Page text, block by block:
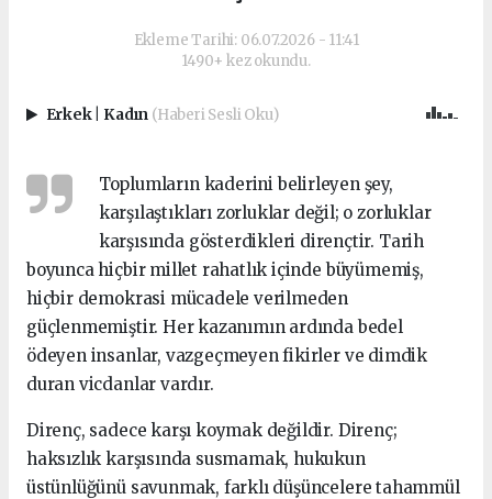
Ekleme Tarihi: 06.07.2026 - 11:41
1490+ kez okundu.
Erkek Kadın (Haberi Sesli Oku)
Toplumların kaderini belirleyen şey,
karşılaştıkları zorluklar değil; o zorluklar
karşısında gösterdikleri dirençtir. Tarih
boyunca hiçbir millet rahatlık içinde büyümemiş,
hiçbir demokrasi mücadele verilmeden
güçlenmemiştir. Her kazanımın ardında bedel
ödeyen insanlar, vazgeçmeyen fikirler ve dimdik
duran vicdanlar vardır.
Direnç, sadece karşı koymak değildir. Direnç;
haksızlık karşısında susmamak, hukukun
üstünlüğünü savunmak, farklı düşüncelere tahammül